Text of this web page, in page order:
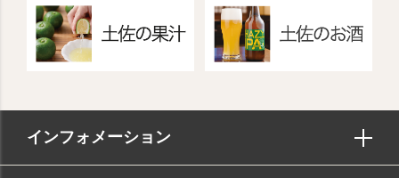
インフォメーション